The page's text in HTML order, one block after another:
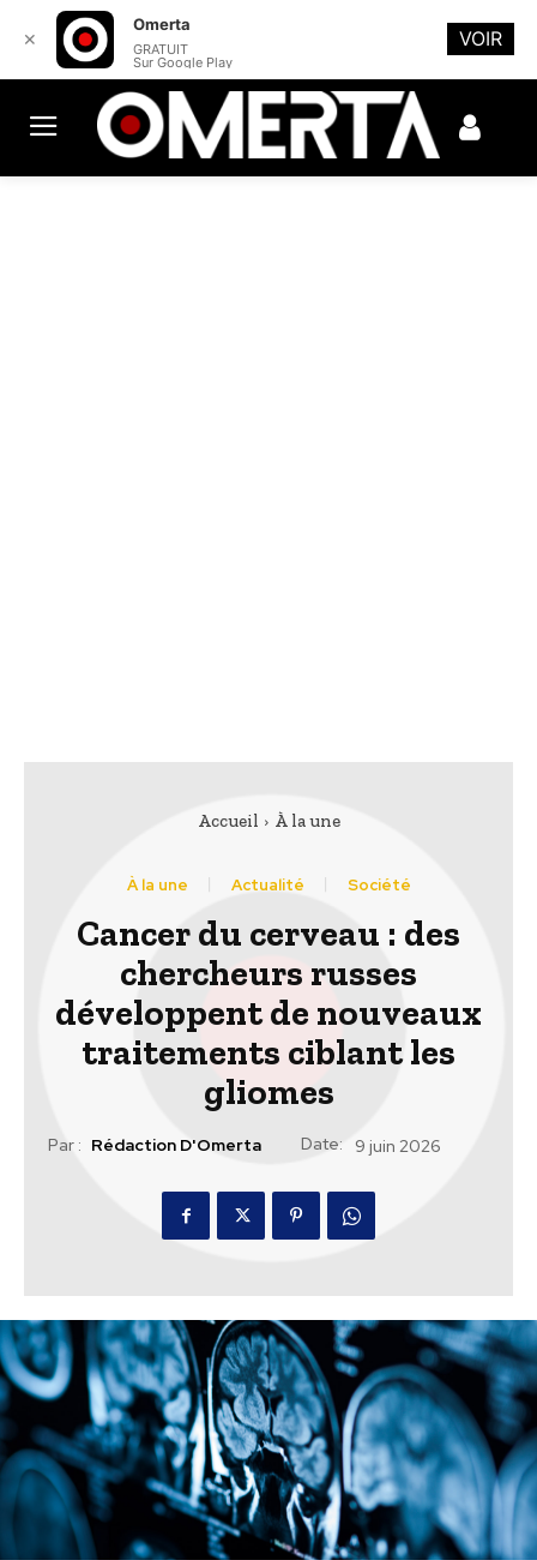
Accueil À la une
À la une Actualité Société
Cancer du cerveau : des
chercheurs russes
développent de nouveaux
traitements ciblant les
gliomes
Par : Rédaction D'Omerta Date: 9 juin 2026
✕
Omerta
GRATUIT
Sur Google Play
VOIR